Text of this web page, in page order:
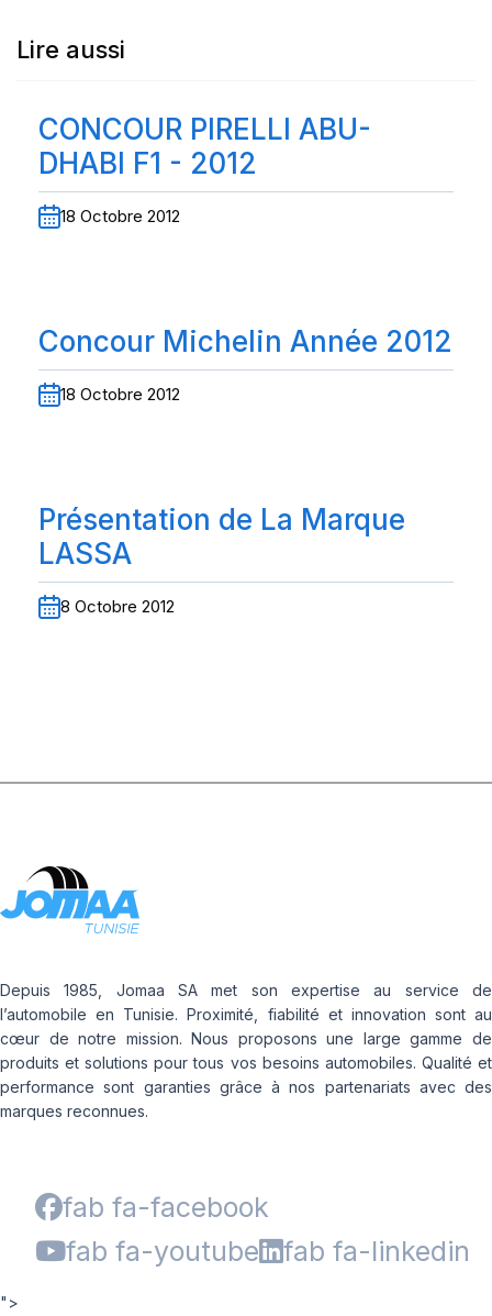
Lire aussi
CONCOUR PIRELLI ABU-
DHABI F1 - 2012
18 Octobre 2012
Concour Michelin Année 2012
18 Octobre 2012
Présentation de La Marque
LASSA
8 Octobre 2012
Depuis 1985, Jomaa SA met son expertise au service de
l’automobile en Tunisie. Proximité, fiabilité et innovation sont au
cœur de notre mission. Nous proposons une large gamme de
produits et solutions pour tous vos besoins automobiles. Qualité et
performance sont garanties grâce à nos partenariats avec des
marques reconnues.
fab fa-facebook
fab fa-youtube
fab fa-linkedin
">